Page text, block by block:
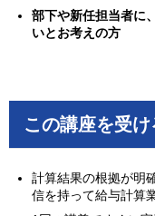
部下や新任担当者に
いとお考えの方
この講座を受け
計算結果の根拠が明
信を持って給与計算